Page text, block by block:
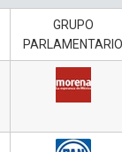
GRUPO
PARLAMENTARIO